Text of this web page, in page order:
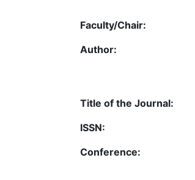
Faculty/Chair:
Author:
Title of the Journal:
ISSN:
Conference: